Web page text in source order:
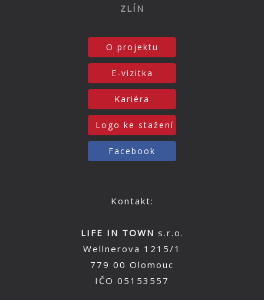
ZLÍN
O projektu
E-vizitka
Kariéra
Logo ke stažení
Facebook
Kontakt:
LIFE IN TOWN s.r.o.
Wellnerova 1215/1
779 00 Olomouc
IČO 05153557